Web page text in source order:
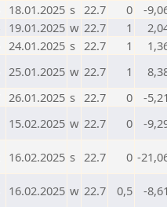
18.01.2025 s 22.7 0 -
19.01.2025 w 22.7 1
24.01.2025 s 22.7 1
25.01.2025 w 22.7 1
26.01.2025 s 22.7 0 -5,21
15.02.2025 w 22.7 0 -
16.02.2025 s 22.7 0 -
16.02.2025 w 22.7 0,5 -8,61